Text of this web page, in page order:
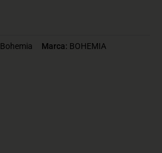
Bohemia Marca: BOHEMIA